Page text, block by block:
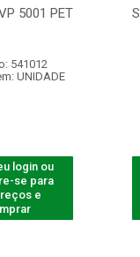
5001 PET
541012
UNIDADE
login ou
se para
e